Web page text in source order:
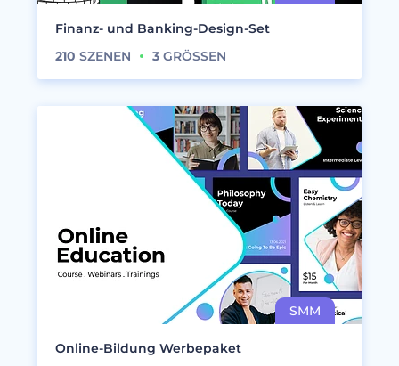
Finanz- und Banking-Design-Set
210 SZENEN 3 GRÖSSEN
Online-Bildung Werbepaket